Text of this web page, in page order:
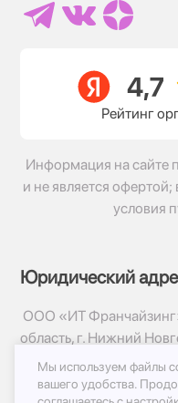
Рейтинг
Информация на сайте
и не является
условия
Юридический
ООО «ИТ
область, г. Нижний
© 2017-2026г, База
Политика
Мы используем файлы
вашего удобства.